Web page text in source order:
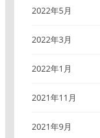
2022年5月
2022年3月
2022年1月
2021年11月
2021年9月